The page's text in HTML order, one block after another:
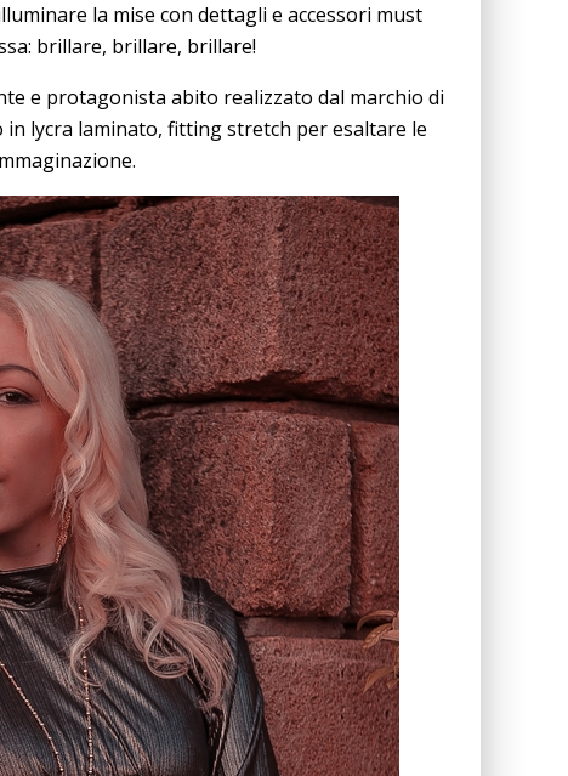
la mise con dettagli e accessori must
brillare, brillare, brillare!
e protagonista abito realizzato dal marchio di
lycra laminato, fitting stretch per esaltare le